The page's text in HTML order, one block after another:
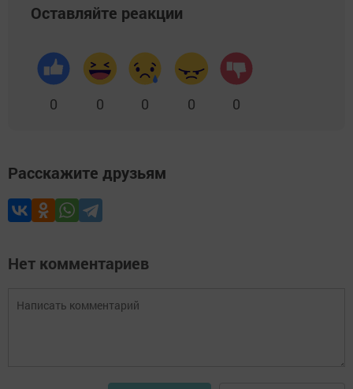
Оставляйте реакции
0 0 0 0 0
Расскажите друзьям
Нет комментариев